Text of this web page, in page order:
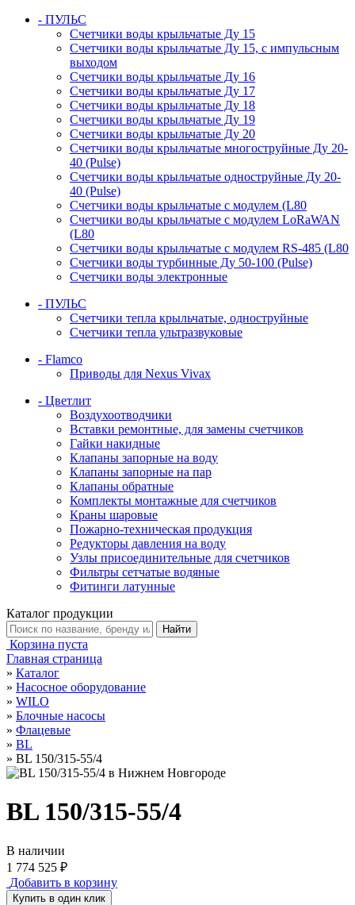
- ПУЛЬС
Счетчики воды крыльчатые Ду 15
Счетчики воды крыльчатые Ду 15, с импульсным
выходом
Счетчики воды крыльчатые Ду 16
Счетчики воды крыльчатые Ду 17
Счетчики воды крыльчатые Ду 18
Счетчики воды крыльчатые Ду 19
Счетчики воды крыльчатые Ду 20
Счетчики воды крыльчатые многоструйные Ду 20-
40 (Pulse)
Счетчики воды крыльчатые одноструйные Ду 20-
40 (Pulse)
Счетчики воды крыльчатые с модулем (L80
Счетчики воды крыльчатые с модулем LoRaWAN
(L80
Счетчики воды крыльчатые с модулем RS-485 (L80
Счетчики воды турбинные Ду 50-100 (Pulse)
Счетчики воды электронные
- ПУЛЬС
Счетчики тепла крыльчатые, одноструйные
Счетчики тепла ультразвуковые
- Flamco
Приводы для Nexus Vivax
- Цветлит
Воздухоотводчики
Вставки ремонтные, для замены счетчиков
Гайки накидные
Клапаны запорные на воду
Клапаны запорные на пар
Клапаны обратные
Комплекты монтажные для счетчиков
Краны шаровые
Пожарно-техническая продукция
Редукторы давления на воду
Узлы присоединительные для счетчиков
Фильтры сетчатые водяные
Фитинги латунные
Каталог продукции
Корзина пуста
Главная страница
» Каталог
» Насосное оборудование
» WILO
» Блочные насосы
» Флацевые
» BL
» BL 150/315-55/4
BL 150/315-55/4
В наличии
1 774 525 ₽
Добавить в корзину
Купить в один клик